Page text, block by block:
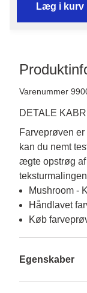
Læg i kurv
Varenummer
DETALE
Farveprøven
kan du nemt
ægte opstrøg
Mushroom -
Håndlavet
Køb
Egenskaber